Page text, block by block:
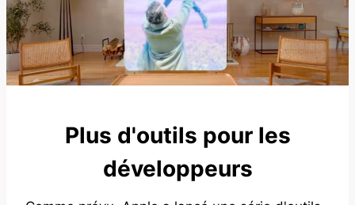
Plus d'outils pour les
développeurs